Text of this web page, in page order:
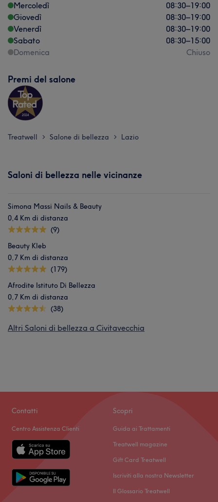
Mercoledì
08:30–19:00
Giovedì
08:30–19:00
Venerdì
08:30–19:00
Sabato
08:30–15:00
Domenica
Chiuso
Premi del salone
Treatwell > Salone di bellezza > Lazio
Saloni di bellezza nelle vicinanze
Simona Massi Nails & Beauty
0,4 Km di distanza
(9)
Beauty Kleb
0,7 Km di distanza
(179)
Afrodite Istituto Di Bellezza
0,7 Km di distanza
(38)
Altri Saloni di bellezza a Civitavecchia
Contatti
Centro Assistenza Clienti
Scopri
Guida ai Trattamenti
Treatwell magazine
Gift Card Treatwell
Iscriviti alla nostra Newsletter
Il Glossario Treatwell